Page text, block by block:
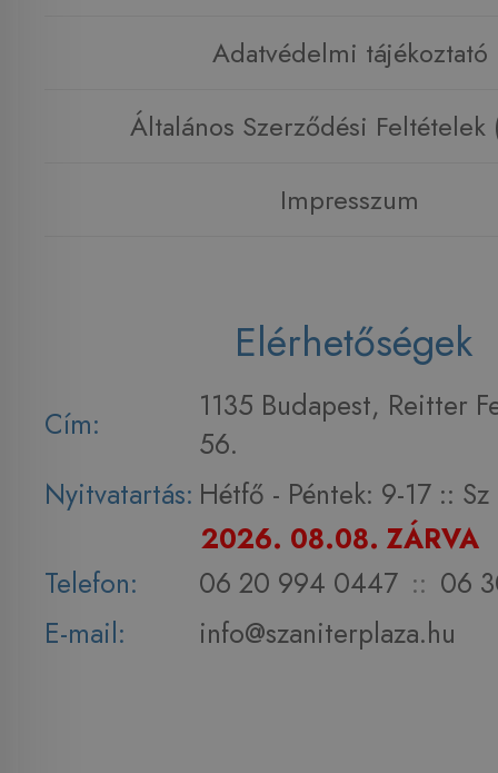
Adatvédelmi tájékoztató
Általános Szerződési Feltételek
Impresszum
Elérhetőségek
Cím:
1135 Budapest, Reitter
56.
Nyitvatartás: Hétfő - Péntek: 9-17 :: Sz
2026. 08.08. ZÁRVA
Telefon:
06 20 994 0447 :: 06
E-mail:
info@szaniterplaza.hu